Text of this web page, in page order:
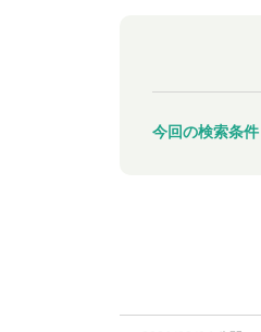
今回の検索条件